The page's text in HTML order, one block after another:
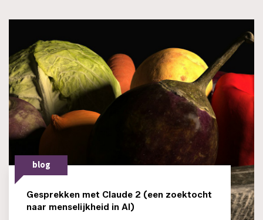
blog
Gesprekken met Claude 2 (een zoektocht
naar menselijkheid in AI)